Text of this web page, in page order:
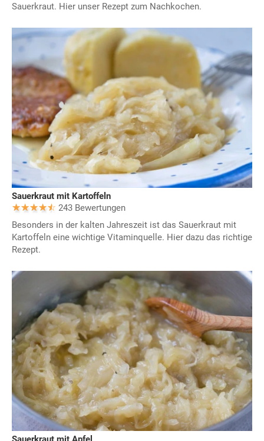
Sauerkraut. Hier unser Rezept zum Nachkochen.
Sauerkraut mit Kartoffeln
243 Bewertungen
Besonders in der kalten Jahreszeit ist das Sauerkraut mit
Kartoffeln eine wichtige Vitaminquelle. Hier dazu das richtige
Rezept.